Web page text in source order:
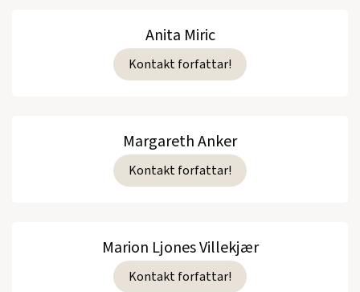
Anita Miric
Kontakt forfattar!
Margareth Anker
Kontakt forfattar!
Marion Ljones Villekjær
Kontakt forfattar!